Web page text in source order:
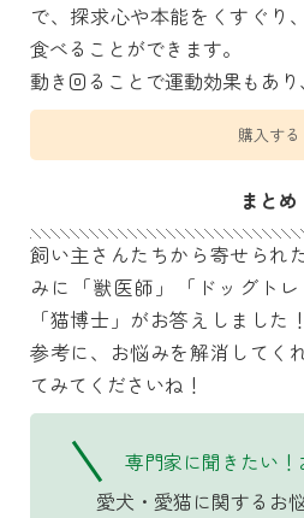
で、探求心や本能をくすぐり
食べることができます。
動き回ることで運動効果もあり
購入する
まとめ
飼い主さんたちから寄せられ
みに「獣医師」「ドッグト
「猫博士」がお答えしました
参考に、お悩みを解消してく
てみてくださいね！
専門家に聞きたい
愛犬・愛猫に関するお